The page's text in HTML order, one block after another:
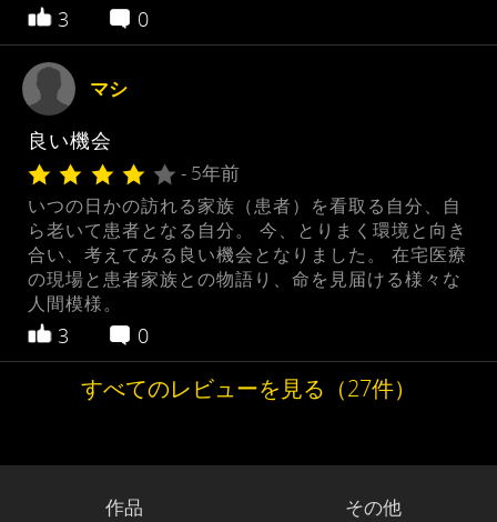
3 0
マシ
良い機会
- 5年前
いつの日かの訪れる家族（患者）を看取る自分、自
ら老いて患者となる自分。 今、とりまく環境と向き
合い、考えてみる良い機会となりました。 在宅医療
の現場と患者家族との物語り、命を見届ける様々な
人間模様。
3 0
すべてのレビューを見る（27件）
作品 その他